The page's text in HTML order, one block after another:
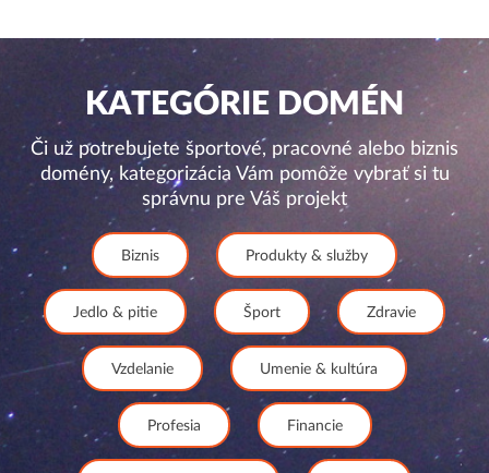
KATEGÓRIE DOMÉN
Či už potrebujete športové, pracovné alebo biznis
domény, kategorizácia Vám pomôže vybrať si tu
správnu pre Váš projekt
Biznis Produkty & služby
Jedlo & pitie Šport Zdravie
Vzdelanie Umenie & kultúra
Profesia Financie